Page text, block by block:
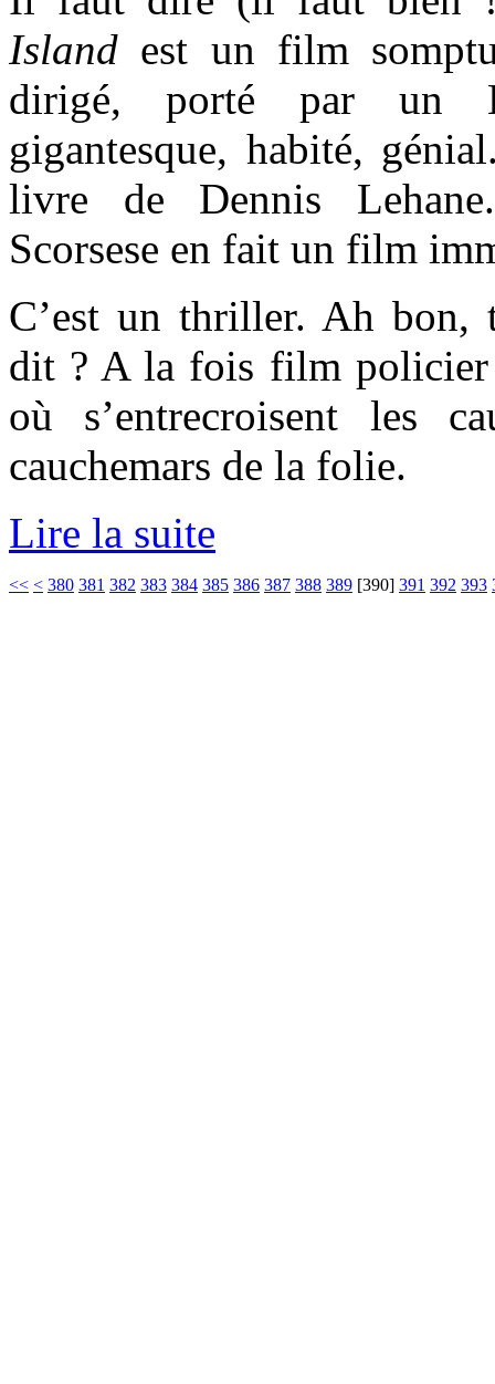
Island est un film
dirigé, porté par un
gigantesque, habité,
livre de Dennis
Scorsese en fait un film
C’est un thriller. Ah bon,
dit ? A la fois film policier
où s’entrecroisent les
cauchemars de la folie.
Lire la suite
<< < 380 381 382 383 384 385 386 387 388 389 [390] 391 392 393